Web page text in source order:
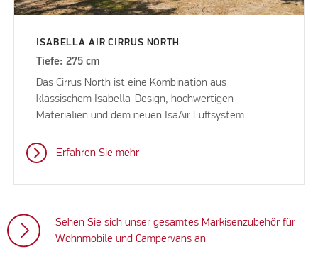
ISABELLA AIR CIRRUS NORTH
Tiefe: 275 cm
Das Cirrus North ist eine Kombination aus
klassischem Isabella-Design, hochwertigen
Materialien und dem neuen IsaAir Luftsystem.
Erfahren Sie mehr
Sehen Sie sich unser gesamtes Markisenzubehör für
Wohnmobile und Campervans an